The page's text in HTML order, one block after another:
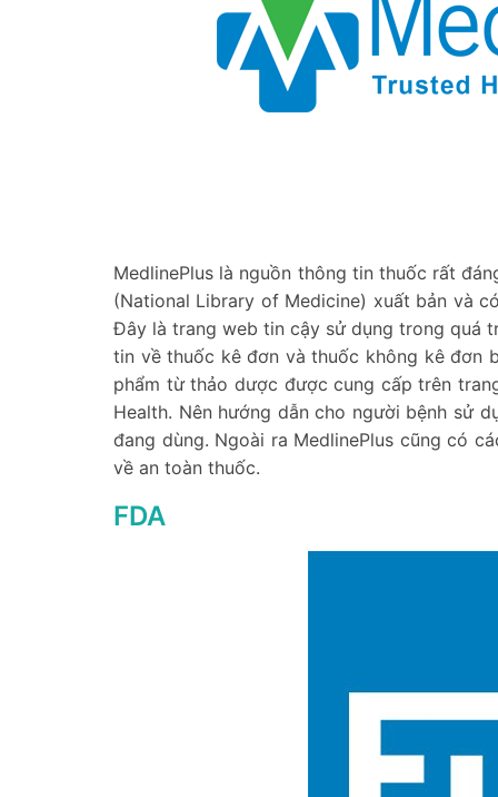
MedlinePlus là nguồn thông tin thuốc rất
(National Library of Medicine) xuất bản và
Đây là trang web tin cậy sử dụng trong quá
tin về thuốc kê đơn và thuốc không kê đơn
phẩm từ thảo dược được cung cấp trên
Health. Nên hướng dẫn cho người bệnh sử
đang dùng. Ngoài ra MedlinePlus cũng có
về an toàn thuốc.
FDA